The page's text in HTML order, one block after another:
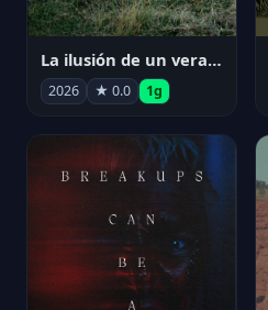
La ilusión de un verano sin fin
2026 ★ 0.0 1g